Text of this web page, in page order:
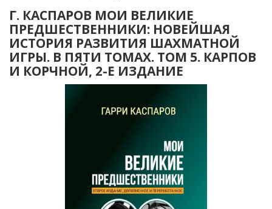
Г. КАСПАРОВ МОИ ВЕЛИКИЕ
ПРЕДШЕСТВЕННИКИ: НОВЕЙШАЯ
ИСТОРИЯ РАЗВИТИЯ ШАХМАТНОЙ
ИГРЫ. В ПЯТИ ТОМАХ. ТОМ 5. КАРПОВ
И КОРЧНОЙ, 2-Е ИЗДАНИЕ